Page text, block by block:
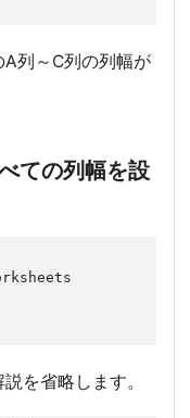
列～C列の列幅が
ての列幅を設
を省略します。